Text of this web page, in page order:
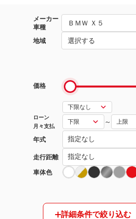
メーカー
車種
ＢＭＷ Ｘ５
地域 選択する
価格
ローン
月々支払
～
年式
走行距離
車体色
詳細条件で絞り込む